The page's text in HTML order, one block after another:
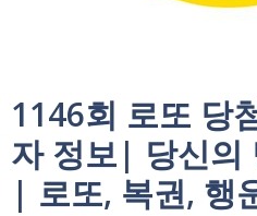
1146회 로또 당
자 정보| 당신의
| 로또, 복권, 행